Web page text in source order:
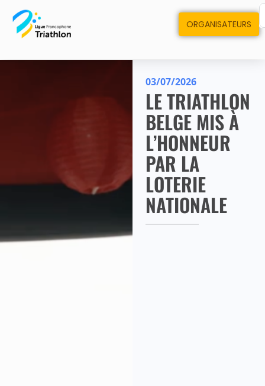
ORGANISATEURS
03/07/2026
LE TRIATHLON
BELGE MIS À
L’HONNEUR
PAR LA
LOTERIE
NATIONALE